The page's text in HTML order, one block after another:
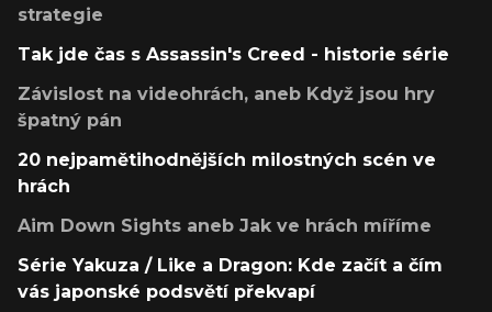
strategie
Tak jde čas s Assassin's Creed - historie série
Závislost na videohrách, aneb Když jsou hry
špatný pán
20 nejpamětihodnějších milostných scén ve
hrách
Aim Down Sights aneb Jak ve hrách míříme
Série Yakuza / Like a Dragon: Kde začít a čím
vás japonské podsvětí překvapí